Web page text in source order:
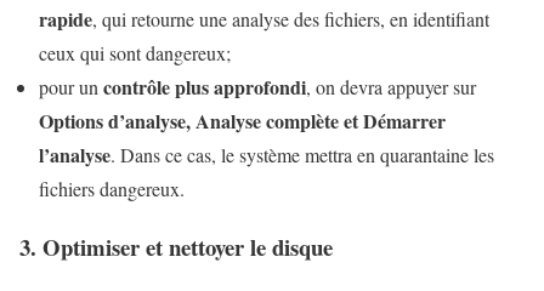
rapide, qui retourne une analyse des fichiers, en identifiant
ceux qui sont dangereux;
pour un contrôle plus approfondi, on devra appuyer sur
Options d’analyse, Analyse complète et Démarrer
l’analyse. Dans ce cas, le système mettra en quarantaine les
fichiers dangereux.
3. Optimiser et nettoyer le disque